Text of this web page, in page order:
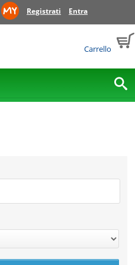
Registrati Entra
Carrello